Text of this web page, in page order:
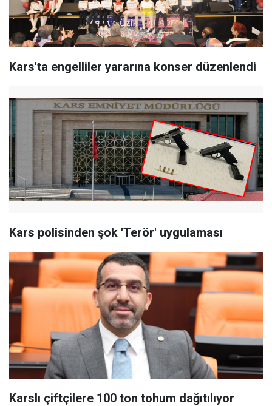
Kars'ta engelliler yararına konser düzenlendi
Kars polisinden şok 'Terör' uygulaması
Karslı çiftçilere 100 ton tohum dağıtılıyor